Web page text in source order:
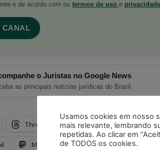
e de acordo com os termos de uso e privacidade
CANAL
o Juristas no Google News
as principais notícias jurídicas do Brasil
Threads Facebook
Mastodon LinkedIn
Usamos cookies em nosso
mais relevante, lembrando
repetidas. Ao clicar em
de TODOS os cookies.